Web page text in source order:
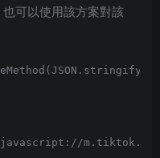
可以使用該方案對該
m.tiktok.com/